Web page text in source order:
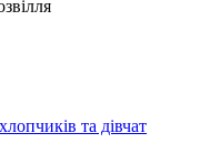
та дівчат